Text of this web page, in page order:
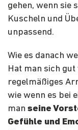
gehen, wenn sie
Kuscheln und
unpassend.
Wie es danach
Hat man sich
regelmäßiges
wie wenn es bei
man seine
Gefühle und